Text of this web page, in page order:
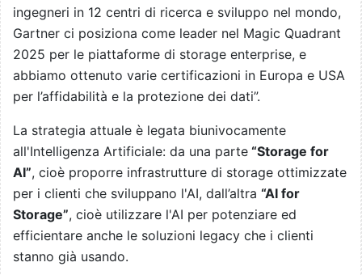
ingegneri in 12 centri di ricerca e sviluppo nel mondo,
Gartner ci posiziona come leader nel Magic Quadrant
2025 per le piattaforme di storage enterprise, e
abbiamo ottenuto varie certificazioni in Europa e USA
per l’affidabilità e la protezione dei dati”.
La strategia attuale è legata biunivocamente
all'Intelligenza Artificiale: da una parte “Storage for
AI”, cioè proporre infrastrutture di storage ottimizzate
per i clienti che sviluppano l'AI, dall’altra “AI for
Storage”, cioè utilizzare l'AI per potenziare ed
efficientare anche le soluzioni legacy che i clienti
stanno già usando.